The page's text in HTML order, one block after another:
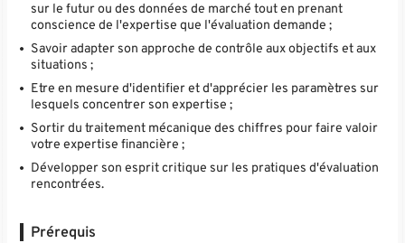
sur le futur ou des données de marché tout en prenant
conscience de l'expertise que l'évaluation demande ;
Savoir adapter son approche de contrôle aux objectifs et aux
situations ;
Etre en mesure d'identifier et d'apprécier les paramètres sur
lesquels concentrer son expertise ;
Sortir du traitement mécanique des chiffres pour faire valoir
votre expertise financière ;
Développer son esprit critique sur les pratiques d'évaluation
rencontrées.
Prérequis